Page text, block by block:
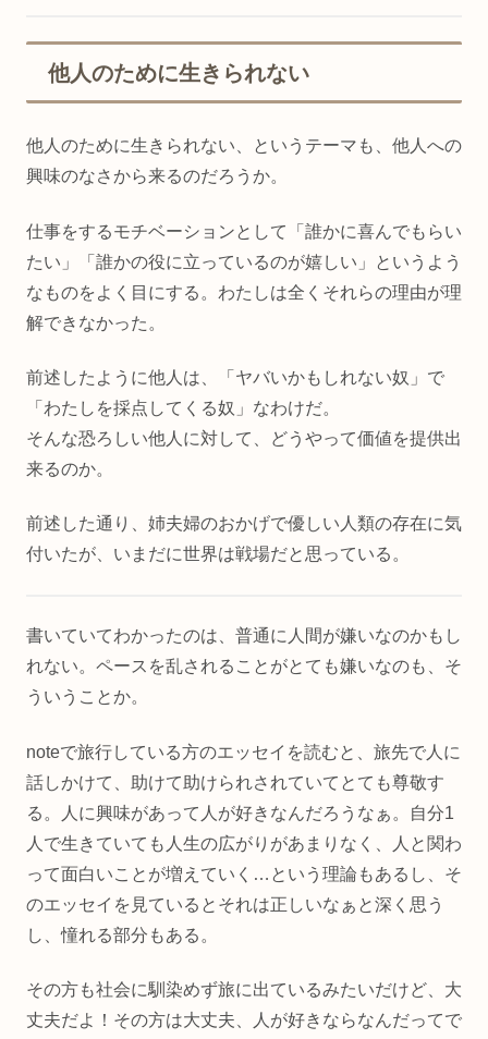
他人のために生きられない
他人のために生きられない、というテーマも、他人への
興味のなさから来るのだろうか。
仕事をするモチベーションとして「誰かに喜んでもらい
たい」「誰かの役に立っているのが嬉しい」というよう
なものをよく目にする。わたしは全くそれらの理由が理
解できなかった。
前述したように他人は、「ヤバいかもしれない奴」で
「わたしを採点してくる奴」なわけだ。
そんな恐ろしい他人に対して、どうやって価値を提供出
来るのか。
前述した通り、姉夫婦のおかげで優しい人類の存在に気
付いたが、いまだに世界は戦場だと思っている。
書いていてわかったのは、普通に人間が嫌いなのかもし
れない。ペースを乱されることがとても嫌いなのも、そ
ういうことか。
noteで旅行している方のエッセイを読むと、旅先で人に
話しかけて、助けて助けられされていてとても尊敬す
る。人に興味があって人が好きなんだろうなぁ。自分1
人で生きていても人生の広がりがあまりなく、人と関わ
って面白いことが増えていく…という理論もあるし、そ
のエッセイを見ているとそれは正しいなぁと深く思う
し、憧れる部分もある。
その方も社会に馴染めず旅に出ているみたいだけど、大
丈夫だよ！その方は大丈夫、人が好きならなんだってで